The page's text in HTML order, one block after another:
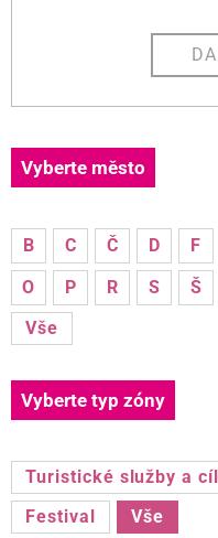
Vyberte město
B C Č D F
O
P R S Š
Vše
Vyberte typ zóny
Turistické služby a
Festival
Vše